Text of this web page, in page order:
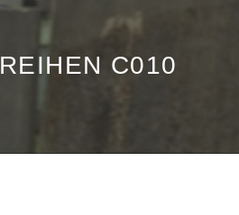
REIHEN C010